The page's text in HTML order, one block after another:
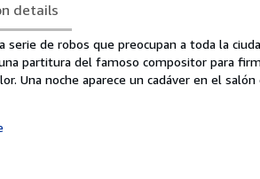
details
serie de robos que preocupan a toda la
partitura del famoso compositor para
Una noche aparece un cadáver en el salón